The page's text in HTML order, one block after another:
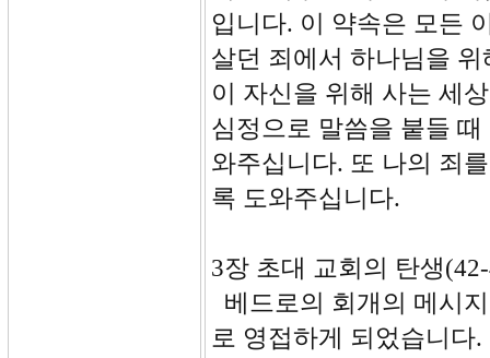
입니다. 이 약속은 모든
살던 죄에서 하나님을
이 자신을 위해 사는 세
심정으로 말씀을 붙들
와주십니다. 또 나의 죄
록 도와주십니다.
3장 초대 교회의 탄생
베드로의 회개의 메시
로 영접하게 되었습니다